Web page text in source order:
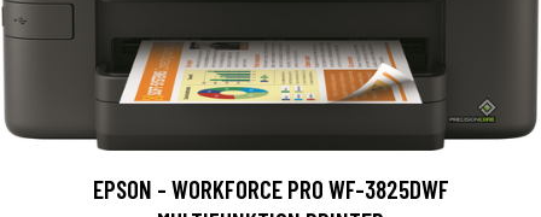
EPSON - WORKFORCE PRO WF-3825DWF